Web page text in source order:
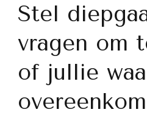
Stel
vragen om
of jullie